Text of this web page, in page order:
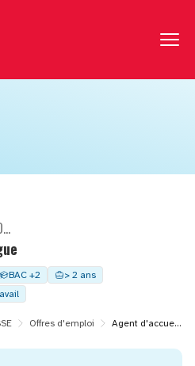
CAMPING AU LAC DE BISCARROSSE
BAC +2
> 2 ans
Offres d'emploi Agent d'accueil multilingue